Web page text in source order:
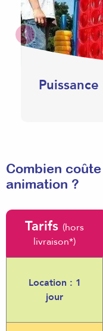
Combien
animation ?
Tarifs (hors
livraison*)
Location : 1
jour